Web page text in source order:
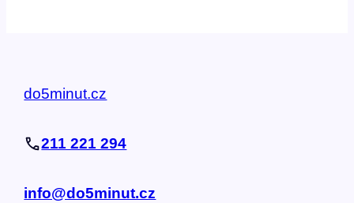
do5minut.cz
211 221 294
info@do5minut.cz